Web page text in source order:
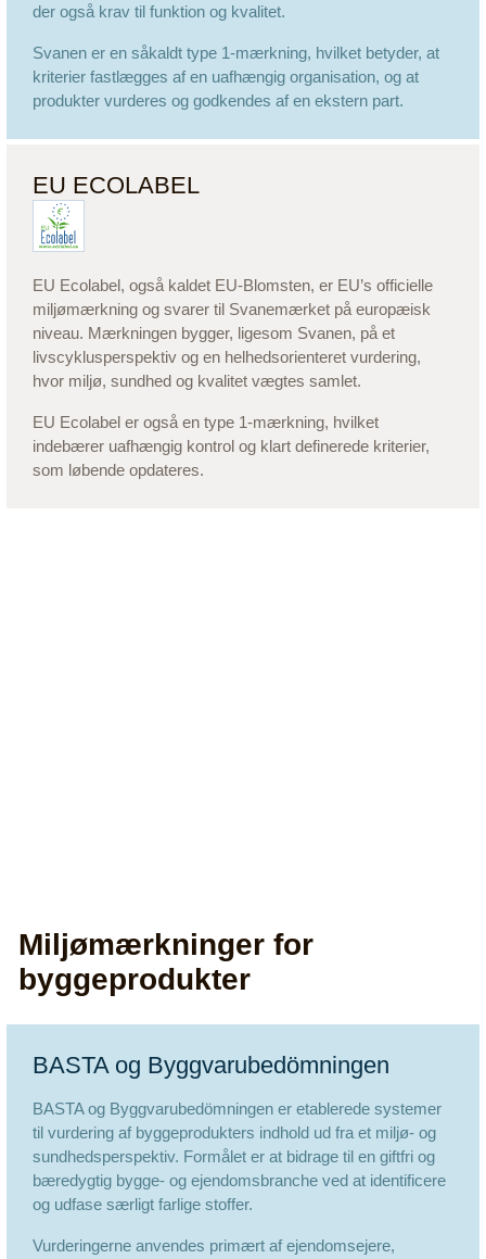
der også krav til funktion og kvalitet.
Svanen er en såkaldt type 1-mærkning, hvilket betyder, at
kriterier fastlægges af en uafhængig organisation, og at
produkter vurderes og godkendes af en ekstern part.
EU ECOLABEL
EU Ecolabel, også kaldet EU-Blomsten, er EU’s officielle
miljømærkning og svarer til Svanemærket på europæisk
niveau. Mærkningen bygger, ligesom Svanen, på et
livscyklusperspektiv og en helhedsorienteret vurdering,
hvor miljø, sundhed og kvalitet vægtes samlet.
EU Ecolabel er også en type 1-mærkning, hvilket
indebærer uafhængig kontrol og klart definerede kriterier,
som løbende opdateres.
Miljømærkninger for
byggeprodukter
BASTA og Byggvarubedömningen
BASTA og Byggvarubedömningen er etablerede systemer
til vurdering af byggeprodukters indhold ud fra et miljø- og
sundhedsperspektiv. Formålet er at bidrage til en giftfri og
bæredygtig bygge- og ejendomsbranche ved at identificere
og udfase særligt farlige stoffer.
Vurderingerne anvendes primært af ejendomsejere,